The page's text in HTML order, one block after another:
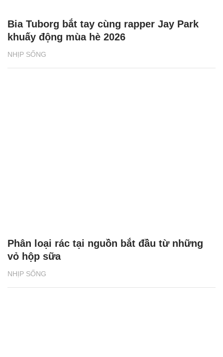
NHỊP SỐNG
Bia Tuborg bắt tay cùng rapper Jay Park
khuấy động mùa hè 2026
NHỊP SỐNG
Phân loại rác tại nguồn bắt đầu từ những
vỏ hộp sữa